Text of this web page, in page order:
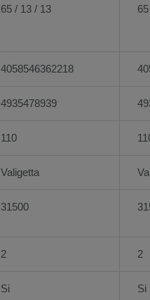
65 / 13 / 13
4058546362218
4935478939
110
Valigetta
31500
2
Si
2
Si